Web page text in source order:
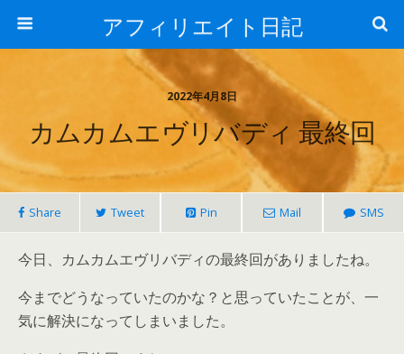
アフィリエイト日記
2022年4月8日
カムカムエヴリバディ 最終回
Share Tweet Pin Mail SMS
今日、カムカムエヴリバディの最終回がありましたね。
今までどうなっていたのかな？と思っていたことが、一
気に解決になってしまいました。